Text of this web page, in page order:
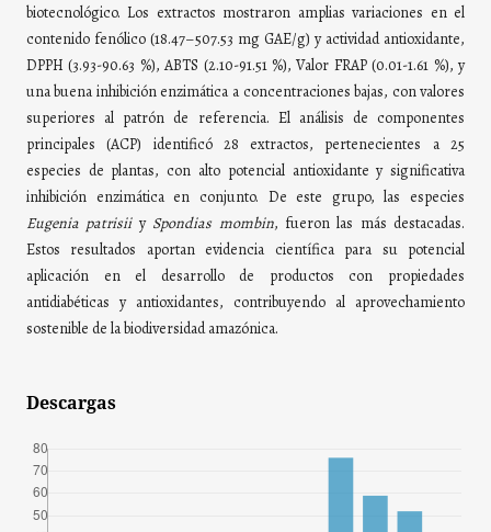
biotecnológico. Los extractos mostraron amplias variaciones en el
contenido fenólico (18.47–507.53 mg GAE/g) y actividad antioxidante,
DPPH (3.93-90.63 %), ABTS (2.10-91.51 %), Valor FRAP (0.01-1.61 %), y
una buena inhibición enzimática a concentraciones bajas, con valores
superiores al patrón de referencia. El análisis de componentes
principales (ACP) identificó 28 extractos, pertenecientes a 25
especies de plantas, con alto potencial antioxidante y significativa
inhibición enzimática en conjunto. De este grupo, las especies
Eugenia patrisiiy Spondias mombin, fueron las más destacadas.
Estos resultados aportan evidencia científica para su potencial
aplicación en el desarrollo de productos con propiedades
antidiabéticas y antioxidantes, contribuyendo al aprovechamiento
sostenible de la biodiversidad amazónica.
Descargas